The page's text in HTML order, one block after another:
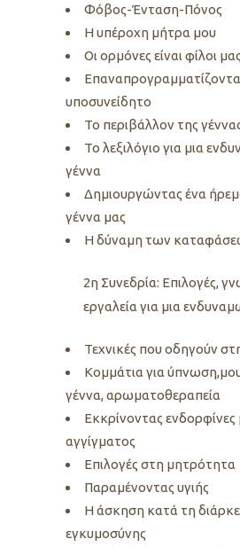
Φόβος-Ένταση-Πόνος
Η υπέροχη μήτρα μου
Οι ορμόνες είναι φίλοι μας
υποσυνείδητο
Το περιβάλλον της
Το λεξιλόγιο για μια
γέννα
Δημιουργώντας ένα
γέννα μας
Η δύναμη των
2η Συνεδρία: Επιλογές,
εργαλεία για μια
Τεχνικές που οδηγούν
Κομμάτια για
γέννα, αρωματοθεραπεία
Εκκρίνοντας
αγγίγματος
Επιλογές στη μητρότητα
Παραμένοντας υγιής
Η άσκηση κατά τη
εγκυμοσύνης